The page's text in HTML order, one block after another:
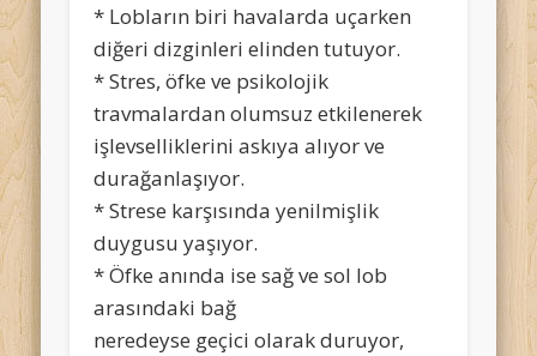
* Lobların biri havalarda uçarken
diğeri dizginleri elinden tutuyor.
* Stres, öfke ve psikolojik
travmalardan olumsuz etkilenerek
işlevselliklerini askıya alıyor ve
durağanlaşıyor.
* Strese karşısında yenilmişlik
duygusu yaşıyor.
* Öfke anında ise sağ ve sol lob
arasındaki bağ
neredeyse geçici olarak duruyor,